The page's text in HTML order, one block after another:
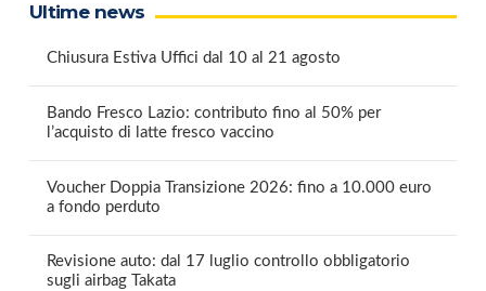
Ultime news
Chiusura Estiva Uffici dal 10 al 21 agosto
Bando Fresco Lazio: contributo fino al 50% per
l’acquisto di latte fresco vaccino
Voucher Doppia Transizione 2026: fino a 10.000 euro
a fondo perduto
Revisione auto: dal 17 luglio controllo obbligatorio
sugli airbag Takata